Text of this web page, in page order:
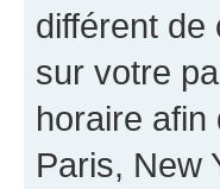
différent de
sur votre
horaire
Paris, New